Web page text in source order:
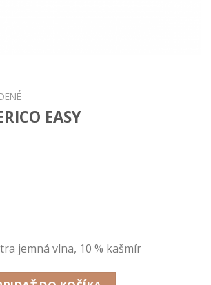
EASY
jemná vlna, 10 % kašmír
EASY